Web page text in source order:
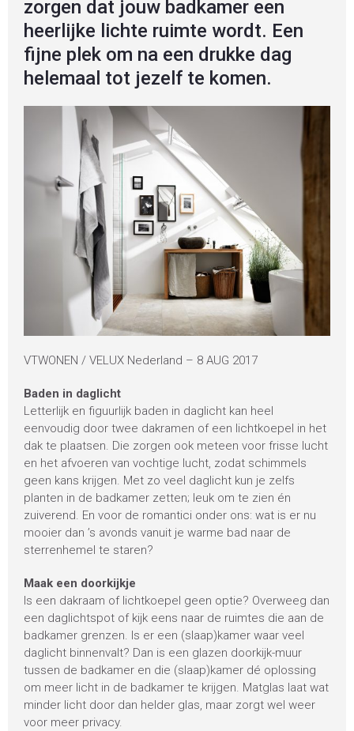
zorgen dat jouw badkamer een
heerlijke lichte ruimte wordt. Een
fijne plek om na een drukke dag
helemaal tot jezelf te komen.
VTWONEN / VELUX Nederland – 8 AUG 2017
Baden in daglicht
Letterlijk en figuurlijk baden in daglicht kan heel
eenvoudig door twee dakramen of een lichtkoepel in het
dak te plaatsen. Die zorgen ook meteen voor frisse lucht
en het afvoeren van vochtige lucht, zodat schimmels
geen kans krijgen. Met zo veel daglicht kun je zelfs
planten in de badkamer zetten; leuk om te zien én
zuiverend. En voor de romantici onder ons: wat is er nu
mooier dan ’s avonds vanuit je warme bad naar de
sterrenhemel te staren?
Maak een doorkijkje
Is een dakraam of lichtkoepel geen optie? Overweeg dan
een daglichtspot of kijk eens naar de ruimtes die aan de
badkamer grenzen. Is er een (slaap)kamer waar veel
daglicht binnenvalt? Dan is een glazen doorkijk-muur
tussen de badkamer en die (slaap)kamer dé oplossing
om meer licht in de badkamer te krijgen. Matglas laat wat
minder licht door dan helder glas, maar zorgt wel weer
voor meer privacy.